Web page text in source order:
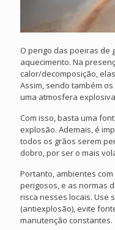
O perigo das poeiras de
aquecimento. Na
calor/decomposição,
Assim, sendo também
uma atmosfera
Com isso, basta uma
explosão. Ademais, é
todos os grãos serem
dobro, por ser o mais
Portanto, ambientes
perigosos, e as normas
risca nesses locais. Use
(antiexplosão), evite
manutenção constantes.